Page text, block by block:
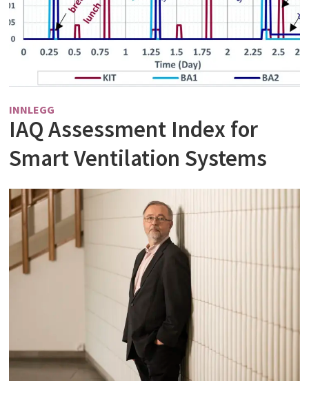
INNLEGG
IAQ Assessment Index for
Smart Ventilation Systems